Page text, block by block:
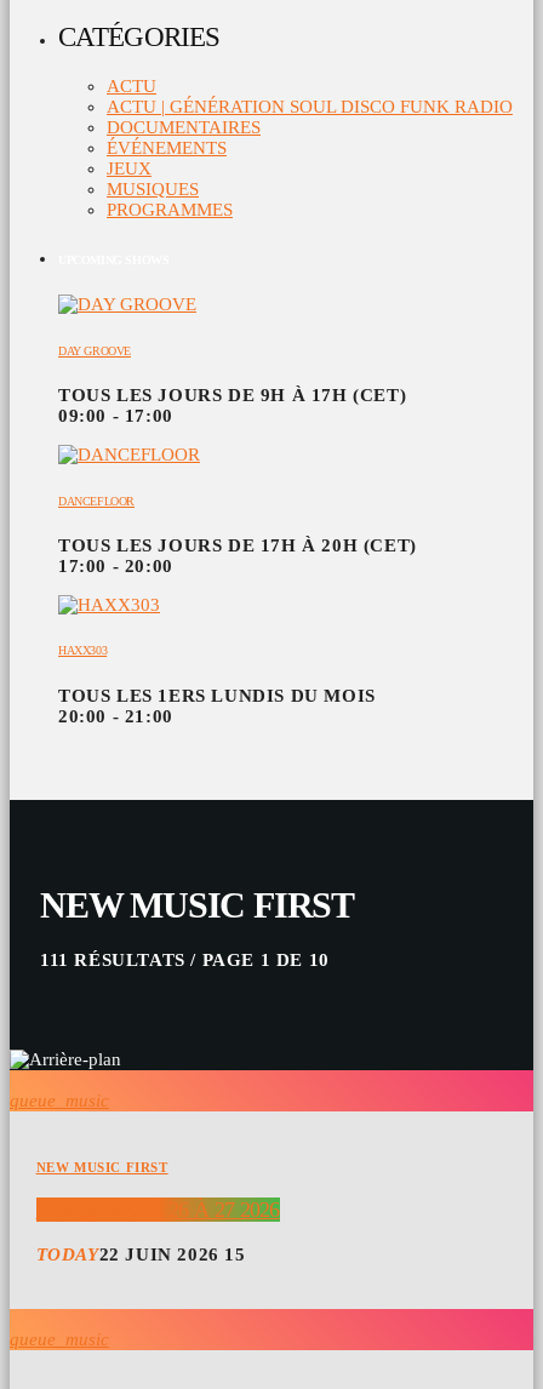
CATÉGORIES
ACTU
ACTU | GÉNÉRATION SOUL DISCO FUNK RADIO
DOCUMENTAIRES
ÉVÉNEMENTS
JEUX
MUSIQUES
PROGRAMMES
DAY GROOVE
TOUS LES JOURS DE 9H À 17H (CET)
09:00 - 17:00
DANCEFLOOR
TOUS LES JOURS DE 17H À 20H (CET)
17:00 - 20:00
HAXX303
TOUS LES 1ERS LUNDIS DU MOIS
20:00 - 21:00
NEW MUSIC FIRST
111 RÉSULTATS / PAGE 1 DE 10
queue_music
NEW MUSIC FIRST
TOP 10 WEEK 26 À 27 2026
TODAY22 JUIN 2026 15
queue_music